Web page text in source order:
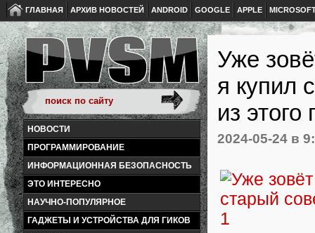
ГЛАВНАЯ АРХИВ НОВОСТЕЙ ANDROID GOOGLE APPLE
НОВОСТИ
ПРОГРАММИРОВАНИЕ
ИНФОРМАЦИОННАЯ БЕЗОПАСНОСТЬ
ЭТО ИНТЕРЕСНО
НАУЧНО-ПОПУЛЯРНОЕ
ГАДЖЕТЫ И УСТРОЙСТВА ДЛЯ ГИКОВ
Уже
я купил
из этого
2024-05-24 в